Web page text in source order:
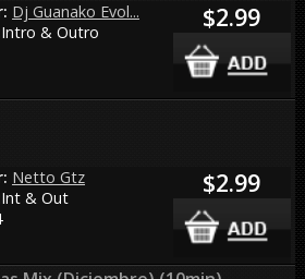
Dj Guanako Evol...
Intro & Outro
$2.99
Netto Gtz
Int & Out
$2.99